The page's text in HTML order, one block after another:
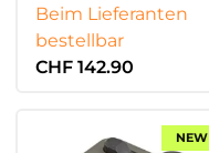
Beim Lieferanten
bestellbar
CHF 142.90
NEW